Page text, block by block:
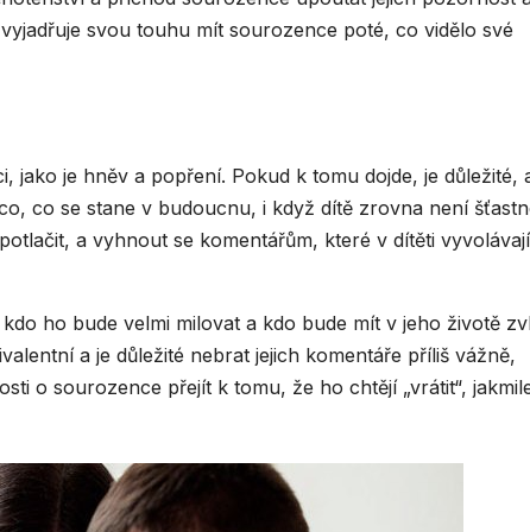
svou touhu mít sourozence poté, co vidělo své
je hněv a popření. Pokud k tomu dojde, je důležité,
co se stane v budoucnu, i když dítě zrovna není
a vyhnout se komentářům, které v dítěti vyvolávají
ho bude velmi milovat a kdo bude mít v jeho životě
a je důležité nebrat jejich komentáře příliš vážně,
o sourozence přejít k tomu, že ho chtějí „vrátit“,